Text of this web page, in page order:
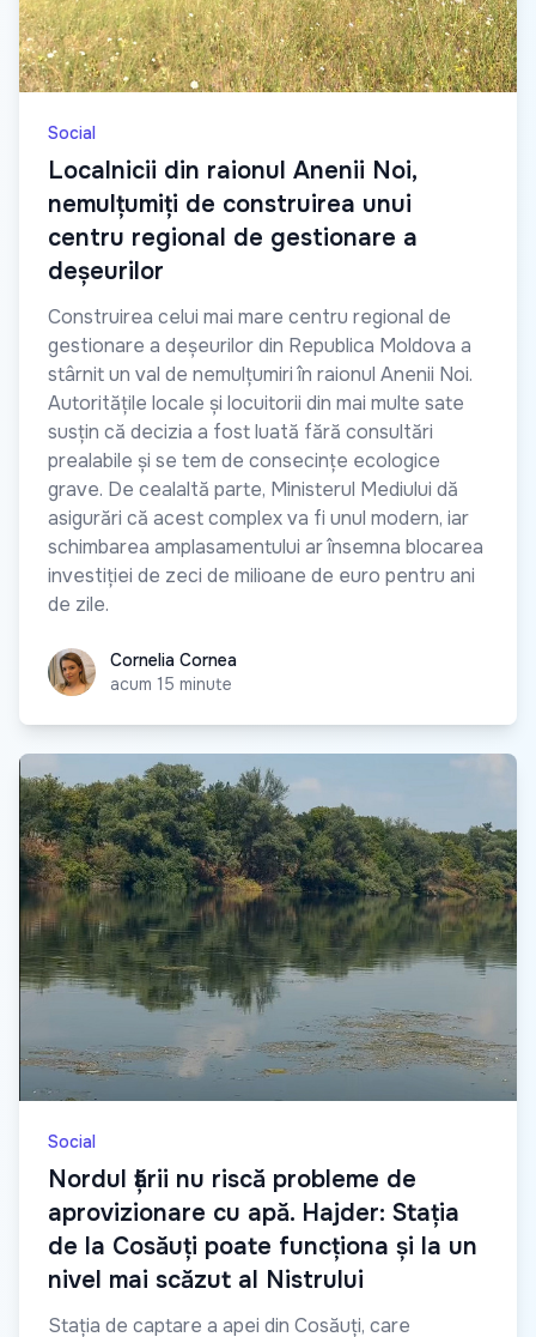
Social
Localnicii din raionul Anenii Noi,
nemulțumiți de construirea unui
centru regional de gestionare a
deșeurilor
Construirea celui mai mare centru regional de
gestionare a deșeurilor din Republica Moldova a
stârnit un val de nemulțumiri în raionul Anenii Noi.
Autoritățile locale și locuitorii din mai multe sate
susțin că decizia a fost luată fără consultări
prealabile și se tem de consecințe ecologice
grave. De cealaltă parte, Ministerul Mediului dă
asigurări că acest complex va fi unul modern, iar
schimbarea amplasamentului ar însemna blocarea
investiției de zeci de milioane de euro pentru ani
de zile.
Cornelia Cornea
Cornelia Cornea
acum 15 minute
Social
Nordul țării nu riscă probleme de
aprovizionare cu apă. Hajder: Stația
de la Cosăuți poate funcționa și la un
nivel mai scăzut al Nistrului
Stația de captare a apei din Cosăuți, care